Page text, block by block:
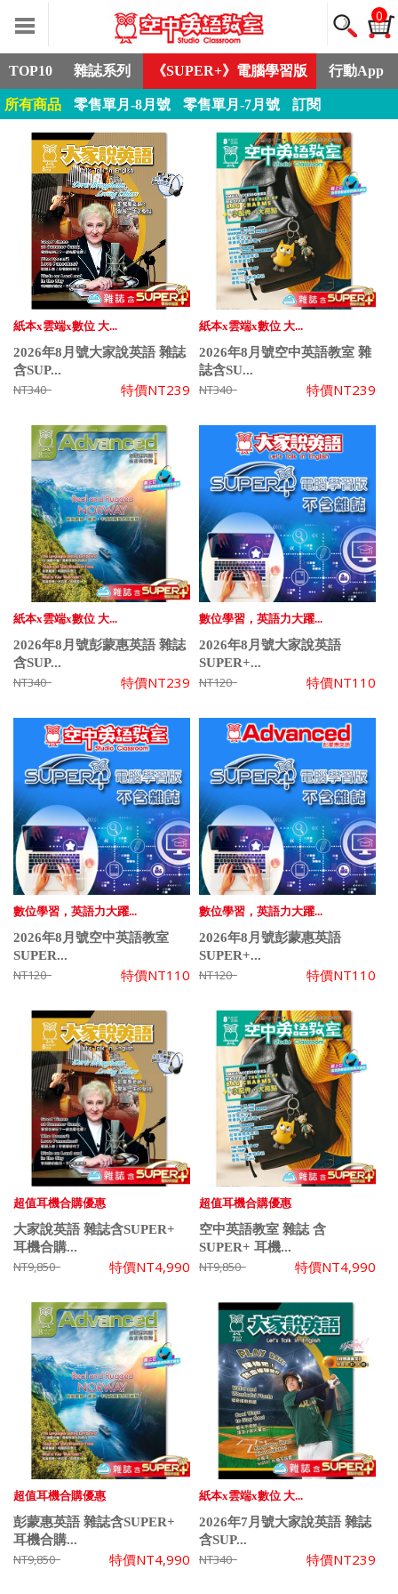
0
TOP10 雜誌系列 《SUPER+》電腦學習版 行動App
所有商品 零售單月-8月號 零售單月-7月號 訂閱
紙本x雲端x數位 大...
2026年8月號大家說英語 雜誌
含SUP...
NT340 特價NT239
紙本x雲端x數位 大...
2026年8月號空中英語教室 雜
誌含SU...
NT340 特價NT239
紙本x雲端x數位 大...
2026年8月號彭蒙惠英語 雜誌
含SUP...
NT340 特價NT239
數位學習，英語力大躍...
2026年8月號大家說英語
SUPER+...
NT120 特價NT110
數位學習，英語力大躍...
2026年8月號空中英語教室
SUPER...
NT120 特價NT110
數位學習，英語力大躍...
2026年8月號彭蒙惠英語
SUPER+...
NT120 特價NT110
超值耳機合購優惠
大家說英語 雜誌含SUPER+
耳機合購...
NT9,850 特價NT4,990
超值耳機合購優惠
空中英語教室 雜誌 含
SUPER+ 耳機...
NT9,850 特價NT4,990
超值耳機合購優惠
彭蒙惠英語 雜誌含SUPER+
耳機合購...
NT9,850 特價NT4,990
紙本x雲端x數位 大...
2026年7月號大家說英語 雜誌
含SUP...
NT340 特價NT239